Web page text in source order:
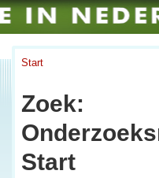
Start
Zoek:
Start